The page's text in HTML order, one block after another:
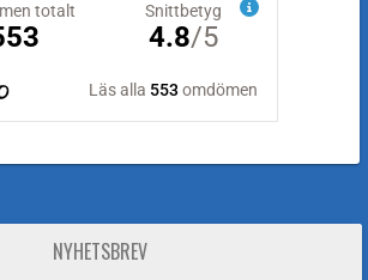
NYHETSBREV